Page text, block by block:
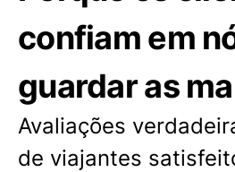
confiam em
guardar as
Avaliações
de viajantes